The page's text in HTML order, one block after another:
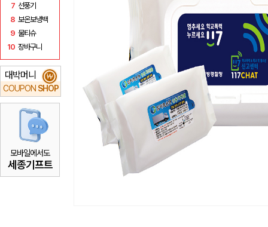
7 선풍기
8 보온보냉백
9 물티슈
10 장바구니
대박머니
COUPON SHOP
₩
모바일에서도
세종기프트